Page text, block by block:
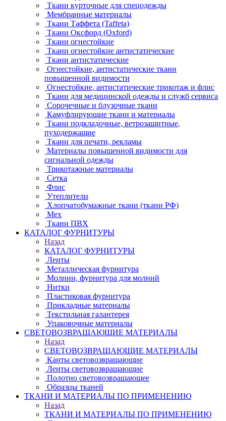
Ткани курточные для спецодежды
Мембранные материалы
Ткани Таффета (Taffeta)
Ткани Оксфорд (Oxford)
Ткани огнестойкие
Ткани огнестойкие антистатические
Ткани антистатические
Огнестойкие, антистатические ткани
повышенной видимости
Огнестойкие, антистатические трикотаж и флис
Ткани для медицинской одежды и служб сервиса
Сорочечные и блузочные ткани
Камуфлирующие ткани и материалы
Ткани подкладочные, ветрозащитные,
пуходержащие
Ткани для печати, рекламы
Материалы повышенной видимости для
сигнальной одежды
Трикотажные материалы
Сетка
Флис
Утеплители
Хлопчатобумажные ткани (ткани РФ)
Мех
Ткани ПВХ
КАТАЛОГ ФУРНИТУРЫ
Назад
КАТАЛОГ ФУРНИТУРЫ
Ленты
Металлическая фурнитура
Молнии, фурнитура для молний
Нитки
Пластиковая фурнитура
Прикладные материалы
Текстильная галантерея
Упаковочные материалы
СВЕТОВОЗВРАЩАЮЩИЕ МАТЕРИАЛЫ
Назад
СВЕТОВОЗВРАЩАЮЩИЕ МАТЕРИАЛЫ
Канты световозвращающие
Ленты световозвращающие
Полотно световозвращающее
Образцы тканей
ТКАНИ И МАТЕРИАЛЫ ПО ПРИМЕНЕНИЮ
Назад
ТКАНИ И МАТЕРИАЛЫ ПО ПРИМЕНЕНИЮ